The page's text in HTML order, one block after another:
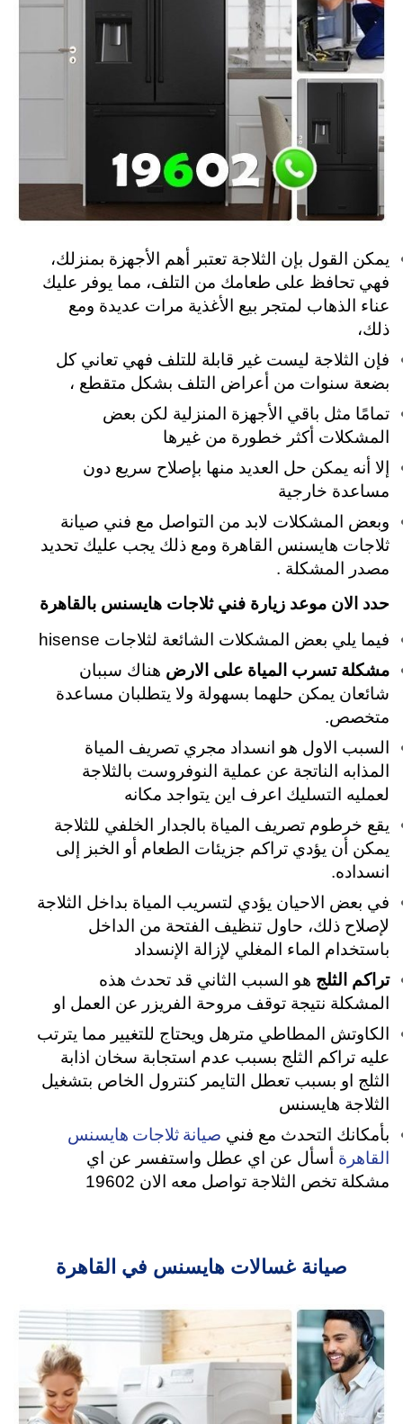
يمكن القول بإن الثلاجة تعتبر أهم الأجهزة بمنزلك،
فهي تحافظ على طعامك من التلف، مما يوفر عليك
عناء الذهاب لمتجر بيع الأغذية مرات عديدة ومع
ذلك،
فإن الثلاجة ليست غير قابلة للتلف فهي تعاني كل
بضعة سنوات من أعراض التلف بشكل متقطع ،
تمامًا مثل باقي الأجهزة المنزلية لكن بعض
المشكلات أكثر خطورة من غيرها
إلا أنه يمكن حل العديد منها بإصلاح سريع دون
مساعدة خارجية
وبعض المشكلات لابد من التواصل مع فني صيانة
ثلاجات هايسنس القاهرة ومع ذلك يجب عليك تحديد
مصدر المشكلة .
حدد الان موعد زيارة فني ثلاجات هايسنس بالقاهرة
فيما يلي بعض المشكلات الشائعة لثلاجات hisense
مشكلة تسرب المياة على الارض هناك سببان
شائعان يمكن حلهما بسهولة ولا يتطلبان مساعدة
متخصص.
السبب الاول هو انسداد مجري تصريف المياة
المذابه الناتجة عن عملية النوفروست بالثلاجة
لعمليه التسليك اعرف اين يتواجد مكانه
يقع خرطوم تصريف المياة بالجدار الخلفي للثلاجة
يمكن أن يؤدي تراكم جزيئات الطعام أو الخبز إلى
انسداده.
في بعض الاحيان يؤدي لتسريب المياة بداخل الثلاجة
لإصلاح ذلك، حاول تنظيف الفتحة من الداخل
باستخدام الماء المغلي لإزالة الإنسداد
تراكم الثلج هو السبب الثاني قد تحدث هذه
المشكلة نتيجة توقف مروحة الفريزر عن العمل او
الكاوتش المطاطي مترهل ويحتاج للتغيير مما يترتب
عليه تراكم الثلج بسبب عدم استجابة سخان اذابة
الثلج او بسبب تعطل التايمر كنترول الخاص بتشغيل
الثلاجة هايسنس
بأمكانك التحدث مع فني صيانة ثلاجات هايسنس
القاهرة أسأل عن اي عطل واستفسر عن اي
مشكلة تخص الثلاجة تواصل معه الان 19602
صيانة غسالات هايسنس في القاهرة